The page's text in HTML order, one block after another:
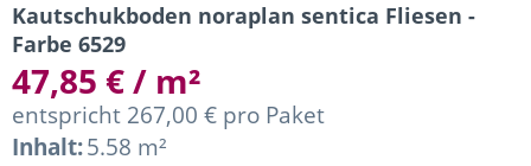
Kautschukboden noraplan sentica Fliesen -
Farbe 6529
47,85 € / m²
entspricht 267,00 € pro Paket
Inhalt:5.58 m²